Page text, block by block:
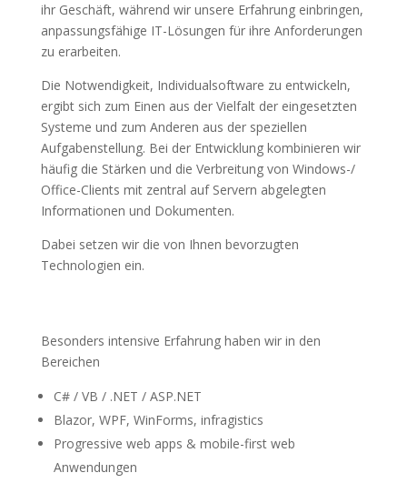
ihr Geschäft, während wir unsere Erfahrung einbringen,
anpassungsfähige IT-Lösungen für ihre Anforderungen
zu erarbeiten.
Die Notwendigkeit, Individualsoftware zu entwickeln,
ergibt sich zum Einen aus der Vielfalt der eingesetzten
Systeme und zum Anderen aus der speziellen
Aufgabenstellung. Bei der Entwicklung kombinieren wir
häufig die Stärken und die Verbreitung von Windows-/
Office-Clients mit zentral auf Servern abgelegten
Informationen und Dokumenten.
Dabei setzen wir die von Ihnen bevorzugten
Technologien ein.
Besonders intensive Erfahrung haben wir in den
Bereichen
C# / VB / .NET / ASP.NET
Blazor, WPF, WinForms, infragistics
Progressive web apps & mobile-first web
Anwendungen